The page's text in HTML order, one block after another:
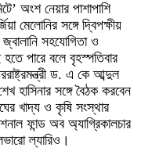
অংশ নেয়ার পাশাপাশি
মেলোনির সঙ্গে দ্বিপক্ষীয়
সহযোগিতা ও
পারে বলে বৃহস্পতিবার
ড. এ কে আব্দুল
হাসিনার সঙ্গে বৈঠক করবেন
খাদ্য ও কৃষি সংস্থার
ফান্ড অব অ্যাগ্রিকালচার
ল্যারিও।